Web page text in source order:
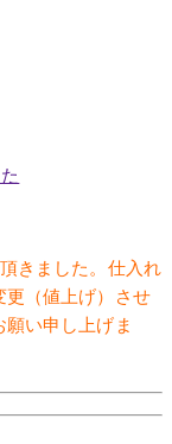
きました。仕入れ
更（値上げ）させ
い申し上げま